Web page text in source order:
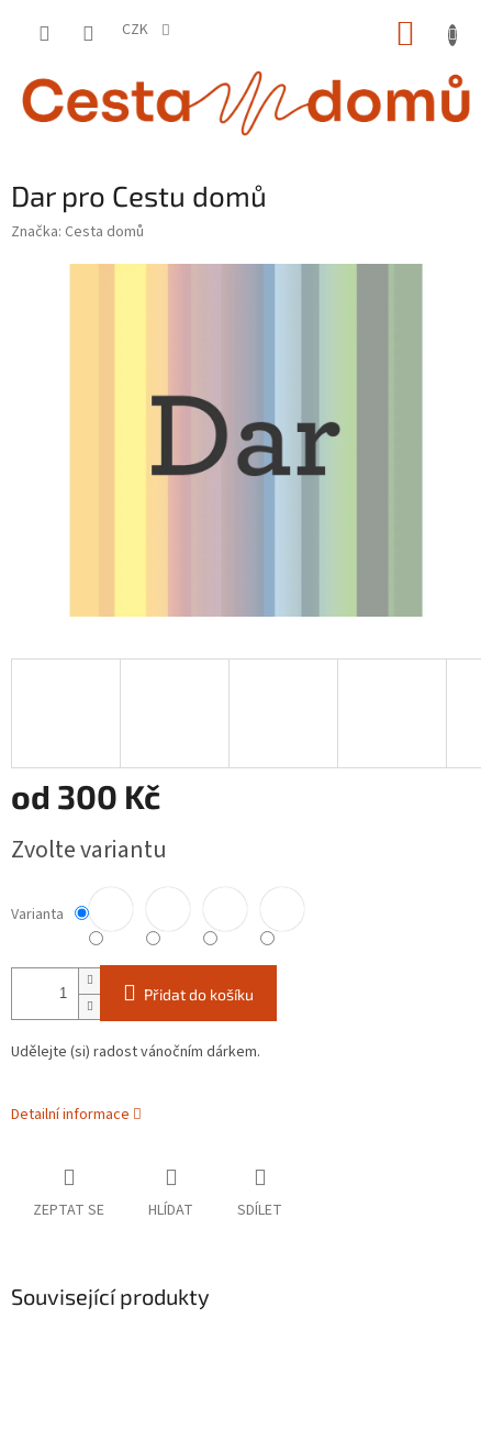
CZK
Dar pro Cestu domů
Značka: Cesta domů
od 300 Kč
cena:
Zvolte variantu
Varianta
Přidat do košíku
Udělejte (si) radost vánočním dárkem.
Detailní informace
ZEPTAT SE HLÍDAT SDÍLET
Související produkty